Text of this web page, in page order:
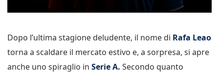
Dopo l’ultima stagione deludente, il nome di Rafa Leao
torna a scaldare il mercato estivo e, a sorpresa, si apre
anche uno spiraglio in Serie A. Secondo quanto